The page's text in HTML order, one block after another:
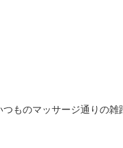
ものマッサージ通りの